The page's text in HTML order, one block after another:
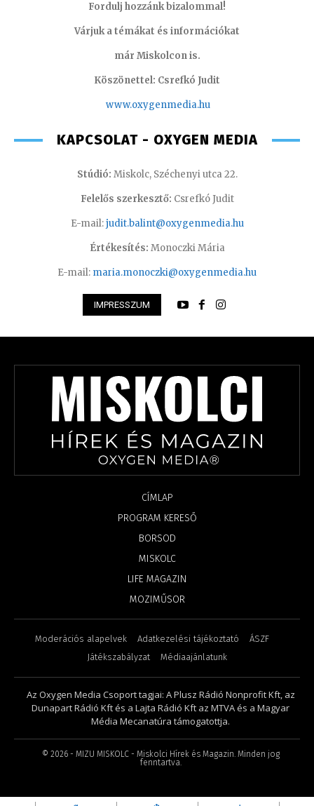
Fordulj hozzánk bizalommal!
Várjuk a témákat és információkat
már Miskolcon is.
Köszönettel: Csrefkó Judit
www.oxygenmedia.hu
KAPCSOLAT - OXYGEN MEDIA
Stúdió: Miskolc, Széchenyi utca 22.
Felelős szerkesztő: Csrefkó Judit
E-mail:judit.balint@oxygenmedia.hu
Értékesítés: Monoczki Mária
E-mail: maria.monoczki@oxygenmedia.hu
IMPRESSZUM
CÍMLAP
PROGRAM KERESŐ
BORSOD
MISKOLC
LIFE MAGAZIN
MOZIMŰSOR
Moderációs alapelvek Adatkezelési tájékoztató
ÁSZF
Játékszabályzat
Médiaajánlatunk
Az Oxygen Media Csoport tagjai: A Plusz Rádió Nonprofit Kft, az
Dunapart Rádió Kft és a Lajta Rádió Kft az MTVA és a Magyar
Média Mecanatúra támogatottja.
© 2026- MIZU MISKOLC - Miskolci Hírek és Magazin. Minden jog
fenntartva.